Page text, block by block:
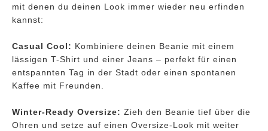
mit denen du deinen Look immer wieder neu erfinden
kannst:
Casual Cool: Kombiniere deinen Beanie mit einem
lässigen T-Shirt und einer Jeans – perfekt für einen
entspannten Tag in der Stadt oder einen spontanen
Kaffee mit Freunden.
Winter-Ready Oversize: Zieh den Beanie tief über die
Ohren und setze auf einen Oversize-Look mit weiter